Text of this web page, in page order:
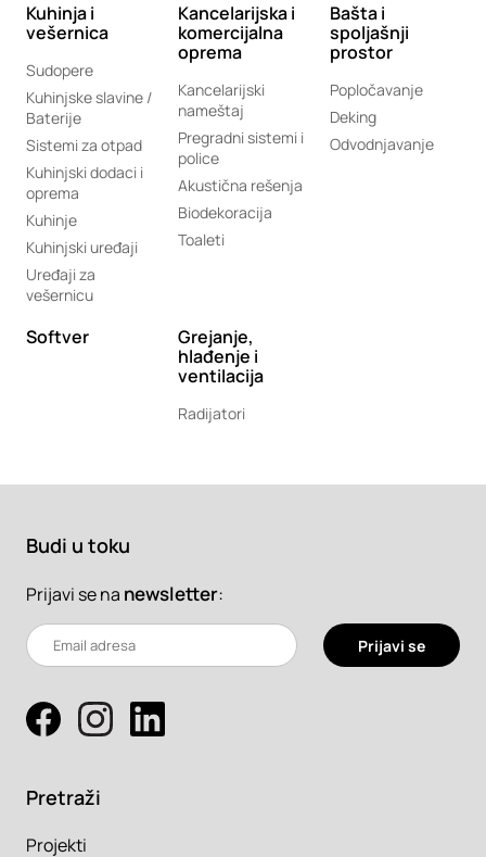
Kuhinja i
vešernica
Sudopere
Kuhinjske slavine /
Baterije
Sistemi za otpad
Kuhinjski dodaci i
oprema
Kuhinje
Kuhinjski uređaji
Uređaji za
vešernicu
Kancelarijska i
komercijalna
oprema
Kancelarijski
nameštaj
Pregradni sistemi i
police
Akustična rešenja
Biodekoracija
Toaleti
Bašta i
spoljašnji
prostor
Popločavanje
Deking
Odvodnjavanje
Softver
Grejanje,
hlađenje i
ventilacija
Radijatori
Budi u toku
Prijavi se na newsletter:
Prijavi se
Pretraži
Projekti